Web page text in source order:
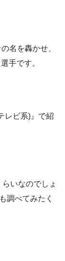
名を轟かせ、
手です。
レビ系)』で紹
いなのでしょ
調べてみたく